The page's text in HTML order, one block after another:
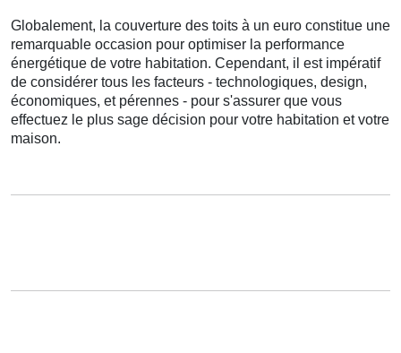
Globalement, la couverture des toits à un euro constitue une
remarquable occasion pour optimiser la performance
énergétique de votre habitation. Cependant, il est impératif
de considérer tous les facteurs - technologiques, design,
économiques, et pérennes - pour s'assurer que vous
effectuez le plus sage décision pour votre habitation et votre
maison.